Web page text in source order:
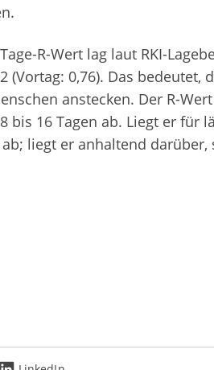
R-Wert lag laut RKI-
(Vortag: 0,76). Das bedeutet,
anstecken. Der R-
bis 16 Tagen ab. Liegt er für
liegt er anhaltend darüber,